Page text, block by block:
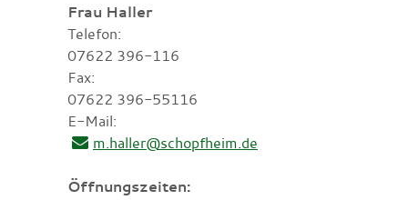
Frau Haller
Telefon:
07622 396-116
Fax:
07622 396-55116
E-Mail:
m.haller@schopfheim.de
Öffnungszeiten: